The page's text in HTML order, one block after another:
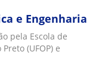
e Engenharia
pela Escola de
(UFOP) e